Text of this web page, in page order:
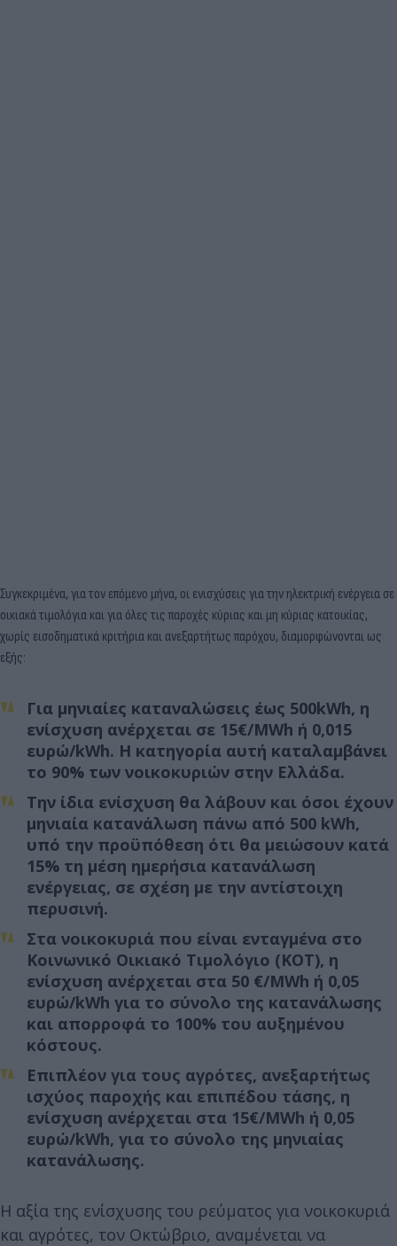
Συγκεκριμένα, για τον επόμενο μήνα, οι ενισχύσεις για την ηλεκτρική ενέργεια σε
οικιακά τιμολόγια και για όλες τις παροχές κύριας και μη κύριας κατοικίας,
χωρίς εισοδηματικά κριτήρια και ανεξαρτήτως παρόχου, διαμορφώνονται ως
εξής:
Για μηνιαίες καταναλώσεις έως 500kWh, η
ενίσχυση ανέρχεται σε 15€/MWh ή 0,015
ευρώ/kWh. Η κατηγορία αυτή καταλαμβάνει
το 90% των νοικοκυριών στην Ελλάδα.
Την ίδια ενίσχυση θα λάβουν και όσοι έχουν
μηνιαία κατανάλωση πάνω από 500 kWh,
υπό την προϋπόθεση ότι θα μειώσουν κατά
15% τη μέση ημερήσια κατανάλωση
ενέργειας, σε σχέση με την αντίστοιχη
περυσινή.
Στα νοικοκυριά που είναι ενταγμένα στο
Κοινωνικό Οικιακό Τιμολόγιο (ΚΟΤ), η
ενίσχυση ανέρχεται στα 50 €/MWh ή 0,05
ευρώ/kWh για το σύνολο της κατανάλωσης
και απορροφά το 100% του αυξημένου
κόστους.
Επιπλέον για τους αγρότες, ανεξαρτήτως
ισχύος παροχής και επιπέδου τάσης, η
ενίσχυση ανέρχεται στα 15€/MWh ή 0,05
ευρώ/kWh, για το σύνολο της μηνιαίας
κατανάλωσης.
Η αξία της ενίσχυσης του ρεύματος για νοικοκυριά
και αγρότες, τον Οκτώβριο, αναμένεται να